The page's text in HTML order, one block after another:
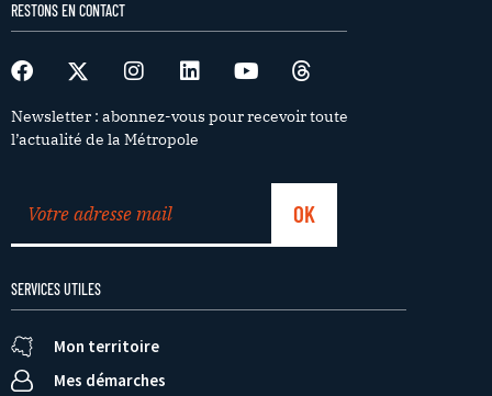
RESTONS EN CONTACT
Newsletter : abonnez-vous pour recevoir toute
l’actualité de la Métropole
SERVICES UTILES
Mon territoire
Mes démarches